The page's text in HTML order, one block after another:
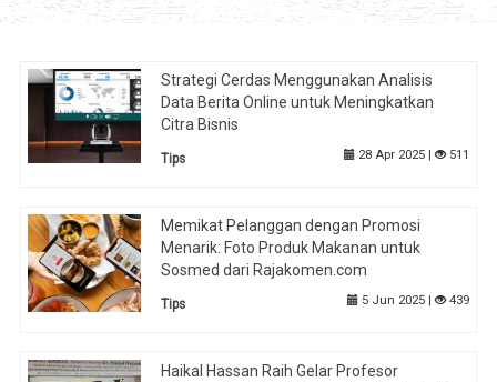
Strategi Cerdas Menggunakan Analisis
Data Berita Online untuk Meningkatkan
Citra Bisnis
Tips 28 Apr 2025 | 511
Memikat Pelanggan dengan Promosi
Menarik: Foto Produk Makanan untuk
Sosmed dari Rajakomen.com
Tips 5 Jun 2025 | 439
Haikal Hassan Raih Gelar Profesor